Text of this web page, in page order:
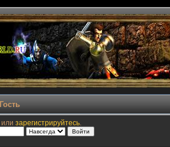
Гость
или зарегистрируйтесь.